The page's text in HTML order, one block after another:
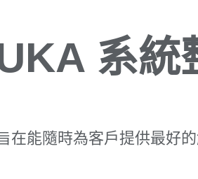
系統
在能隨時為客戶提供最好